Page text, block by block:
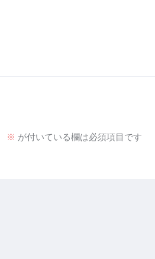
※ が付いている欄は必須項目です